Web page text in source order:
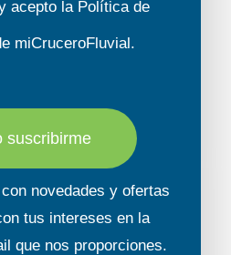
un tratamiento.
acepto la Política de
miCruceroFluvial.
suscribirme
novedades y ofertas
tus intereses en la
que nos proporciones.